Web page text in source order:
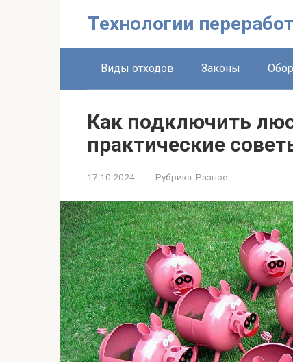
Технологии
Виды отходов Законы
Как подключить
практические
17.10.2024 Рубрика: Разное